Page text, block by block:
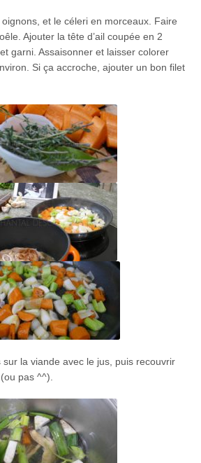
et le céleri en morceaux. Faire
Ajouter la tête d’ail coupée en 2
garni. Assaisonner et laisser colorer
Si ça accroche, ajouter un bon filet
la viande avec le jus, puis recouvrir
pas ^^).